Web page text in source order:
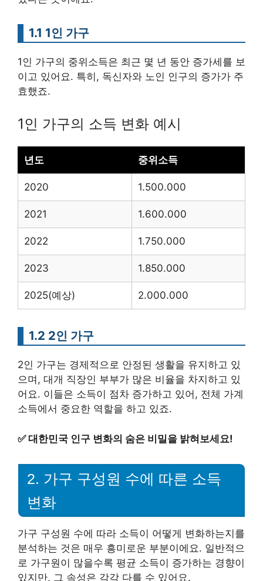
1.1 1인 가구
1인 가구의 중위소득은 최근 몇 년 동안 증가세를 보
이고 있어요. 특히, 독신자와 노인 인구의 증가가 주
효했죠.
1인 가구의 소득 변화 예시
년도 중위소득
2020 1.500.000
2021 1.600.000
2022 1.750.000
2023 1.850.000
2025(예상) 2.000.000
1.2 2인 가구
2인 가구는 경제적으로 안정된 생활을 유지하고 있
으며, 대개 직장인 부부가 많은 비율을 차지하고 있
어요. 이들은 소득이 점차 증가하고 있어, 전체 가계
소득에서 중요한 역할을 하고 있죠.
✅대한민국 인구 변화의 숨은 비밀을 밝혀보세요!
2. 가구 구성원 수에 따른 소득
변화
가구 구성원 수에 따라 소득이 어떻게 변화하는지를
분석하는 것은 매우 흥미로운 부분이에요. 일반적으
로 가구원이 많을수록 평균 소득이 증가하는 경향이
있지만, 그 속성은 각각 다를 수 있어요.